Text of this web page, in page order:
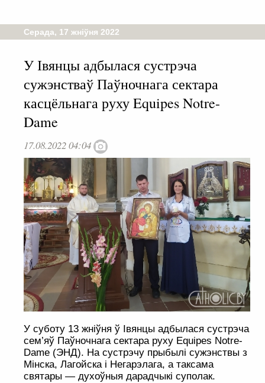
Серада, 17 жніўня 2022
У Івянцы адбылася сустрэча
сужэнстваў Паўночнага сектара
касцёльнага руху Equipes Notre-
Dame
17.08.2022 04:04
У суботу 13 жніўня ў Івянцы адбылася сустрэча
сем’яў Паўночнага сектара руху Equipes Notre-
Dame (ЭНД). На сустрэчу прыбылі сужэнствы з
Мінска, Лагойска і Негарэлага, а таксама
святары — духоўныя дарадчыкі суполак.